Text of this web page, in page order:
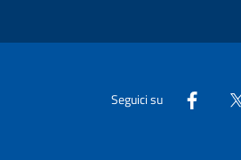
Seguici su